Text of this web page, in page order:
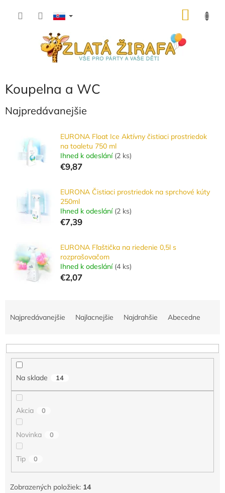
Koupelna a WC
Najpredávanejšie
EURONA Float Ice Aktívny čistiaci prostriedok
na toaletu 750 ml
Ihned k odeslání (2 ks)
€9,87
EURONA Čistiaci prostriedok na sprchové kúty
250ml
Ihned k odeslání (2 ks)
€7,39
EURONA Fľaštička na riedenie 0,5l s
rozprašovačom
Ihned k odeslání (4 ks)
€2,07
n
Najpredávanejšie Najlacnejšie Najdrahšie Abecedne
Na sklade 14
Akcia 0
Novinka 0
Tip 0
Zobrazených položiek: 14